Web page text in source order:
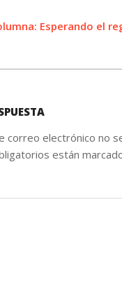
Esperando el
correo electrónico no
están